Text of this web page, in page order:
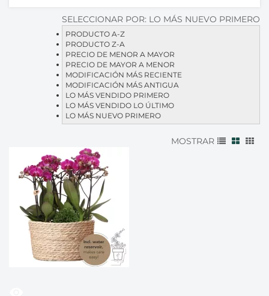
SELECCIONAR POR: LO MÁS NUEVO PRIMERO
PRODUCTO A-Z
PRODUCTO Z-A
PRECIO DE MENOR A MAYOR
PRECIO DE MAYOR A MENOR
MODIFICACIÓN MÁS RECIENTE
MODIFICACIÓN MÁS ANTIGUA
LO MÁS VENDIDO PRIMERO
LO MÁS VENDIDO LO ÚLTIMO
LO MÁS NUEVO PRIMERO
MOSTRAR